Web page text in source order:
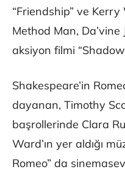
“Friendship” ve
Method Man, Da’vine
aksiyon filmi
Shakespeare’in
dayanan, Timothy
başrollerinde Clara
Ward’ın yer aldığı
Romeo” da